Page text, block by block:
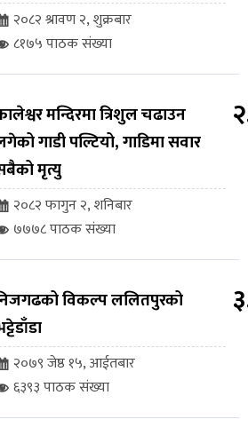
२०८२ श्रावण २, शुक्रबार
८१७५ पाठक संख्या
मन्दिरमा त्रिशुल चढाउन
गाडी पल्टियो, गाडिमा सवार
मृत्यु
२०८२ फागुन २, शनिबार
७७७८ पाठक संख्या
विकल्प ललितपुरको
२०७९ जेष्ठ १५, आईतबार
६३९३ पाठक संख्या